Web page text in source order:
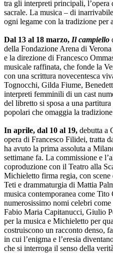
tra gli interpreti principali, l’opera
sacrale. La musica – di
ogni legame con la tradizione per
Dal 13 al 18 marzo, Il campiello
della Fondazione Arena di
e la direzione di Francesco
musicale raffinata, che fonde la
con una scrittura novecentesca
Tognocchi, Gilda Fiume,
interpreti femminili di un cast
del libretto si sposa a una
popolari che omaggia la
In aprile, dal 10 al 19, debutta a
opera di Francesco Filidei, tratta
ha avuto la prima assoluta a
settimane fa. La commissione e
coproduzione con il Teatro alla
Michieletto firma regia, con
Teti e drammaturgia di Mattia
musica contemporanea come
numerosissimo nomi celebri
Fabio Maria Capitanucci, Giulio
per la musica e Michieletto per
costruiscono un racconto denso,
in cui l’enigma e l’eresia
che si interroga il senso della